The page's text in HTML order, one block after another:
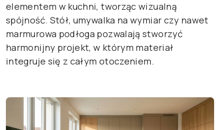
elementem w kuchni, tworząc wizualną
spójność. Stół, umywalka na wymiar czy nawet
marmurowa podłoga pozwalają stworzyć
harmonijny projekt, w którym materiał
integruje się z całym otoczeniem.